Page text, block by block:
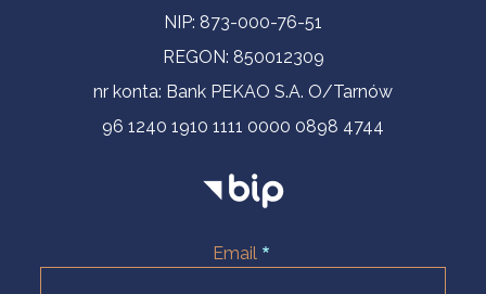
NIP: 873-000-76-51
REGON: 850012309
nr konta: Bank PEKAO S.A. O/Tarnów
96 1240 1910 1111 0000 0898 4744
Email